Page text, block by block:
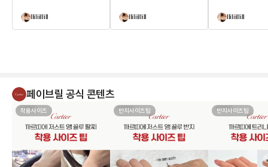
lliliillill lliliillill lliliillill
페이브릴 공식 콘텐츠
착용사이즈 반지사이즈팁 반지사이즈팁